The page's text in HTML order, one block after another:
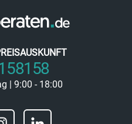
| 9:00 - 18:00